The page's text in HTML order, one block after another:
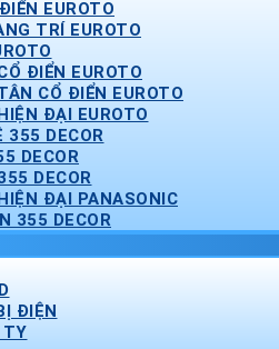
EUROTO
TRÍ EUROTO
ĐIỂN EUROTO
CỔ ĐIỂN EUROTO
ĐẠI EUROTO
355 DECOR
DECOR
DECOR
ĐẠI PANASONIC
355 DECOR
ĐIỆN
TY